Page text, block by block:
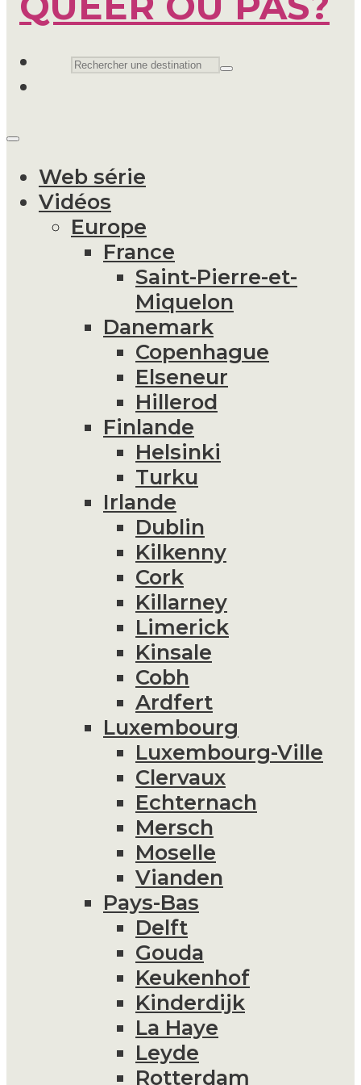
Web série
Vidéos
Europe
France
Saint-Pierre-et-
Miquelon
Danemark
Copenhague
Elseneur
Hillerod
Finlande
Helsinki
Turku
Irlande
Dublin
Kilkenny
Cork
Killarney
Limerick
Kinsale
Cobh
Ardfert
Luxembourg
Luxembourg-Ville
Clervaux
Echternach
Mersch
Moselle
Vianden
Pays-Bas
Delft
Gouda
Keukenhof
Kinderdijk
La Haye
Leyde
Rotterdam